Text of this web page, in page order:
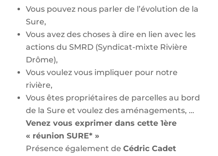
Vous pouvez nous parler de l’évolution de la
Sure,
Vous avez des choses à dire en lien avec les
actions du SMRD (Syndicat-mixte Rivière
Drôme),
Vous voulez vous impliquer pour notre
rivière,
Vous êtes propriétaires de parcelles au bord
de la Sure et voulez des aménagements, …
Venez vous exprimer dans cette 1ère
« réunion SURE* »
Présence également de Cédric Cadet